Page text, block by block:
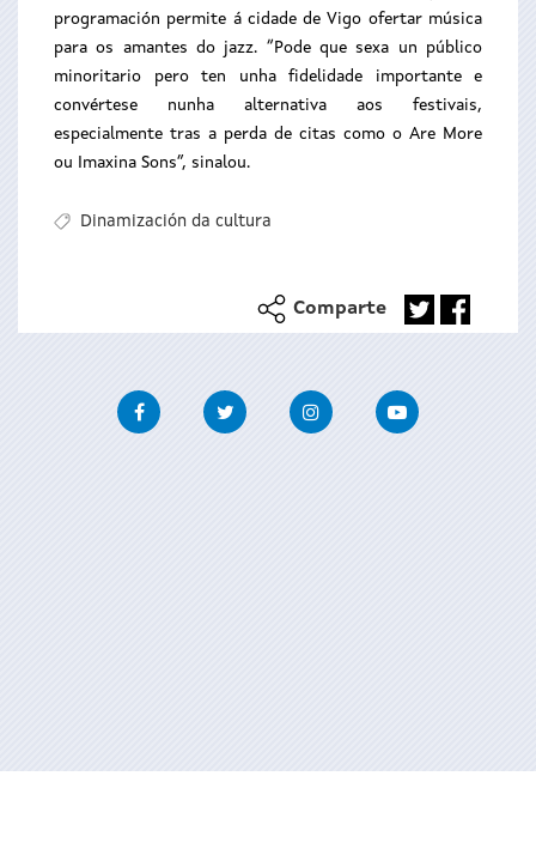
programación permite á cidade de Vigo ofertar música
para os amantes do jazz. “Pode que sexa un público
minoritario pero ten unha fidelidade importante e
convértese nunha alternativa aos festivais,
especialmente tras a perda de citas como o Are More
ou Imaxina Sons”, sinalou.
Dinamización da cultura
Comparte
FacebookTwitter InstagramYoutube